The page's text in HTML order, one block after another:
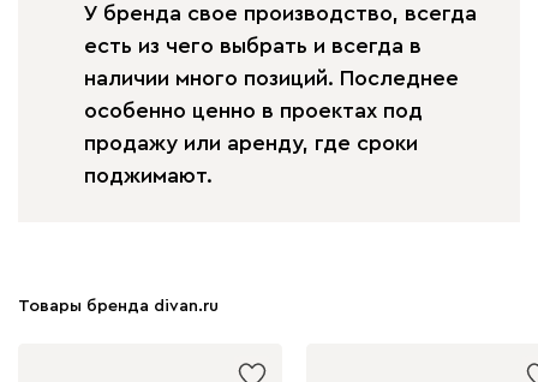
У бренда свое производство, всегда
есть из чего выбрать и всегда в
наличии много позиций. Последнее
особенно ценно в проектах под
продажу или аренду, где сроки
поджимают.
Товары бренда divan.ru